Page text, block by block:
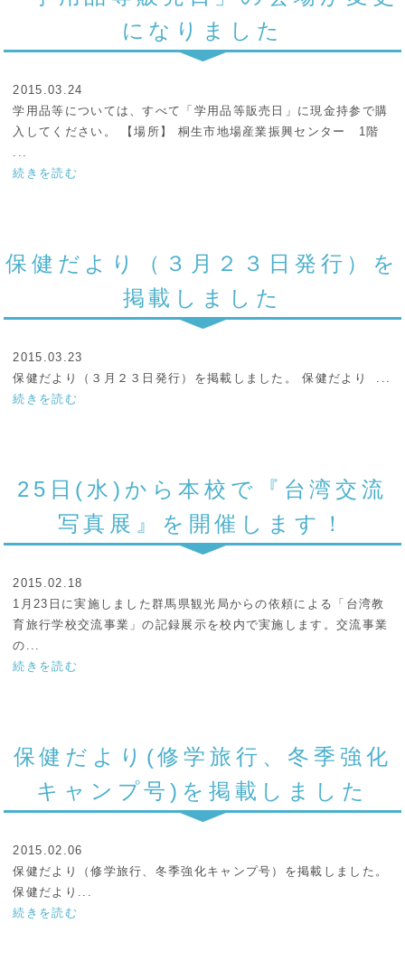
になりました
2015.03.24
学用品等については、すべて「学用品等販売日」に現金持参で購
入してください。 【場所】 桐生市地場産業振興センター 1階
...
続きを読む
保健だより（３月２３日発行）を
掲載しました
2015.03.23
保健だより（３月２３日発行）を掲載しました。 保健だより ...
続きを読む
25日(水)から本校で『台湾交流
写真展』を開催します！
2015.02.18
1月23日に実施しました群馬県観光局からの依頼による「台湾教
育旅行学校交流事業」の記録展示を校内で実施します。交流事業
の...
続きを読む
保健だより(修学旅行、冬季強化
キャンプ号)を掲載しました
2015.02.06
保健だより（修学旅行、冬季強化キャンプ号）を掲載しました。
保健だより...
続きを読む